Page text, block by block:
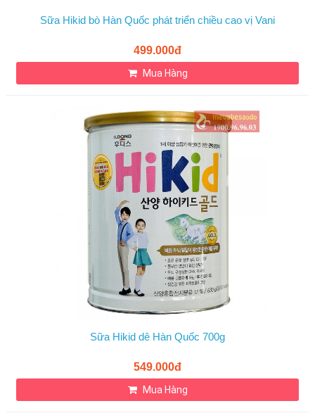
Sữa Hikid bò Hàn Quốc phát triển chiều cao vị Vani
499.000đ
Mua Hàng
Sữa Hikid dê Hàn Quốc 700g
549.000đ
Mua Hàng